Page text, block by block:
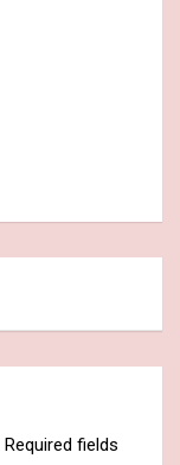
Required fields